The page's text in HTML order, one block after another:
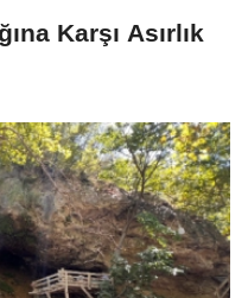
Karşı Asırlık